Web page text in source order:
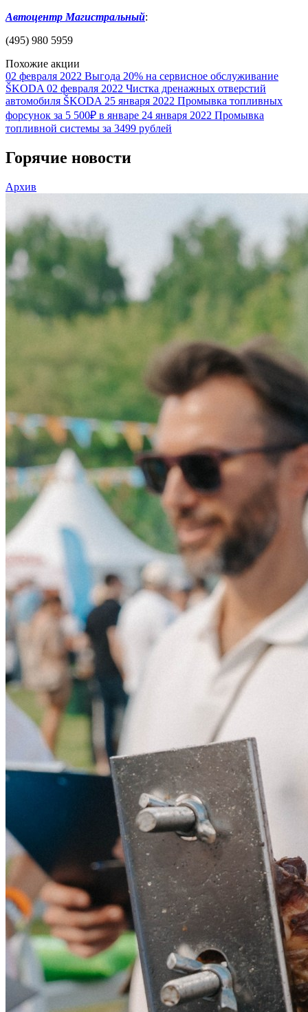
Автоцентр Магистральный:
(495) 980 5959
Похожие акции
02 февраля 2022 Выгода 20% на сервисное обслуживание
ŠKODA 02 февраля 2022 Чистка дренажных отверстий
автомобиля ŠKODA 25 января 2022 Промывка топливных
форсунок за 5 500₽ в январе 24 января 2022 Промывка
топливной системы за 3499 рублей
Горячие новости
Архив